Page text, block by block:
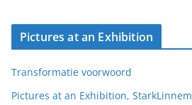
Pictures at an Exhibition
Transformatie voorwoord
Pictures at an Exhibition,